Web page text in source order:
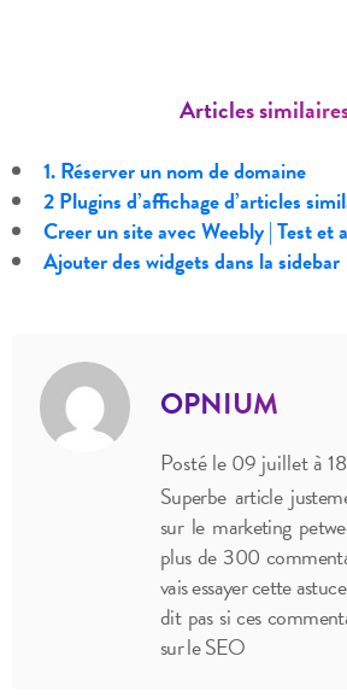
Articles
1. Réserver un nom de domaine
2 Plugins d’affichage d’articles
Creer un site avec Weebly | Test et
Ajouter des widgets dans la sidebar
OPNIUM
Posté le 09 juillet à
Superbe article
sur le marketing
plus de 300
vais essayer cette
dit pas si ces
sur le SEO